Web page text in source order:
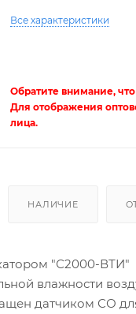
Все характеристики
Обратите внимание,
Для отображения
лица.
НАЛИЧИЕ
"С2000-ВТИ"
влажности
датчиком СО